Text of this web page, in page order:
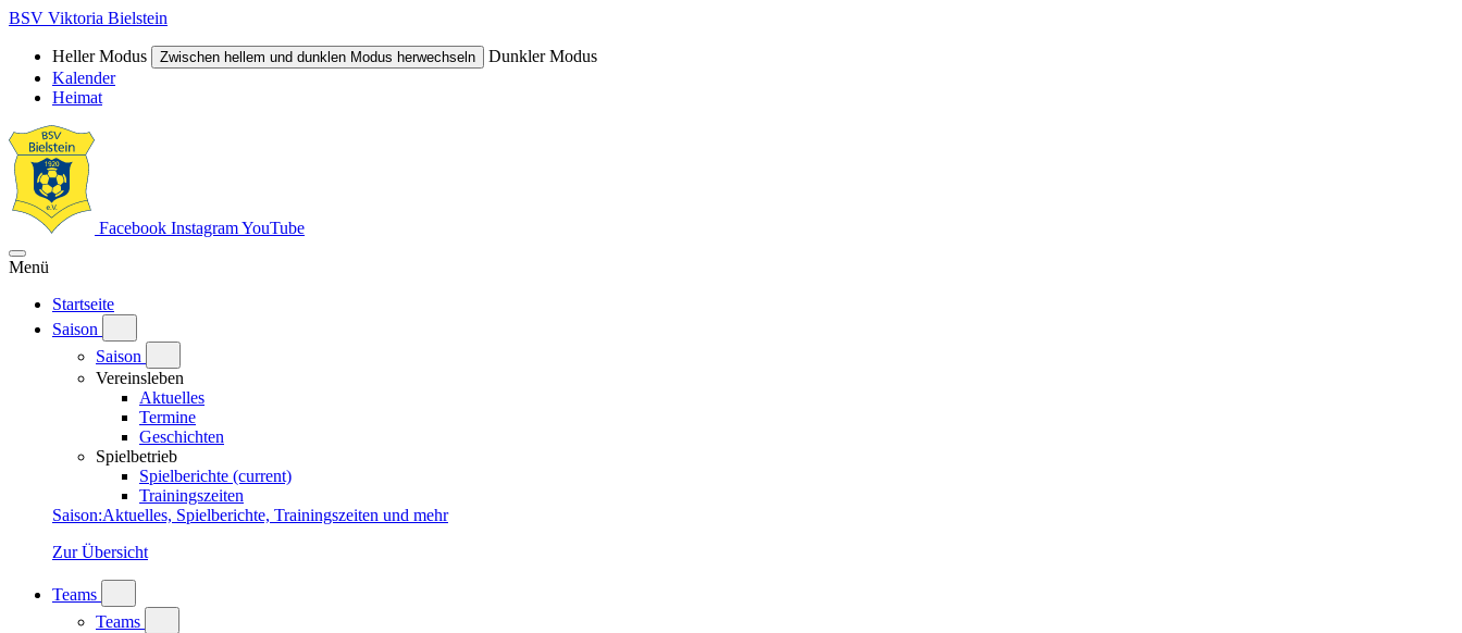
BSV Viktoria Bielstein
Heller Modus Zwischen hellem und dunklen Modus herwechseln
Dunkler Modus
Kalender
Heimat
Facebook InstagramYouTube
Menü
Startseite
Saison
Saison
Vereinsleben
Aktuelles
Termine
Geschichten
Spielbetrieb
Spielberichte (current)
Trainingszeiten
Saison:Aktuelles, Spielberichte, Trainingszeiten und mehr
Zur Übersicht
Teams
Teams